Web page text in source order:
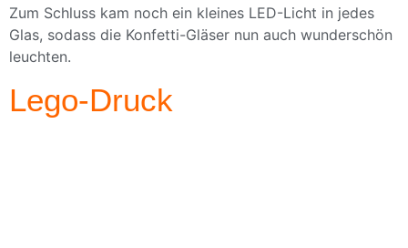
Zum Schluss kam noch ein kleines LED-Licht in jedes
Glas, sodass die Konfetti-Gläser nun auch wunderschön
leuchten.
Lego-Druck